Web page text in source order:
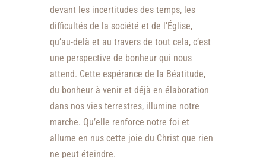
devant les incertitudes des temps, les
difficultés de la société et de l’Église,
qu’au-delà et au travers de tout cela, c’est
une perspective de bonheur qui nous
attend. Cette espérance de la Béatitude,
du bonheur à venir et déjà en élaboration
dans nos vies terrestres, illumine notre
marche. Qu’elle renforce notre foi et
allume en nus cette joie du Christ que rien
ne peut éteindre.